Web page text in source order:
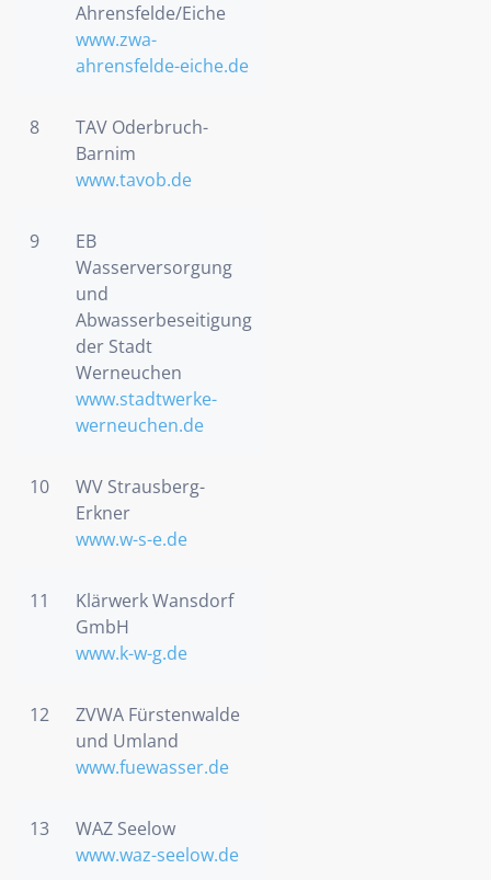
Ahrensfelde/Eiche
www.zwa-
ahrensfelde-eiche.de
8
TAV Oderbruch-
Barnim
www.tavob.de
9
EB
Wasserversorgung
und
Abwasserbeseitigung
der Stadt
Werneuchen
www.stadtwerke-
werneuchen.de
10
WV Strausberg-
Erkner
www.w-s-e.de
11
Klärwerk Wansdorf
GmbH
www.k-w-g.de
12
ZVWA Fürstenwalde
und Umland
www.fuewasser.de
13
WAZ Seelow
www.waz-seelow.de